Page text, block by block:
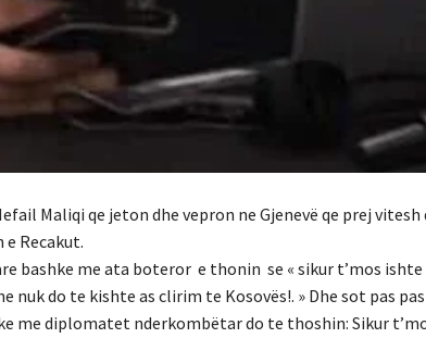
Maliqi qe jeton dhe vepron ne Gjenevë qe prej
e Recakut.
bashke me ata boteror e thonin se « sikur t’mos
nuk do te kishte as clirim te Kosovës!. » Dhe sot pas
me diplomatet nderkombëtar do te thoshin: Sikur